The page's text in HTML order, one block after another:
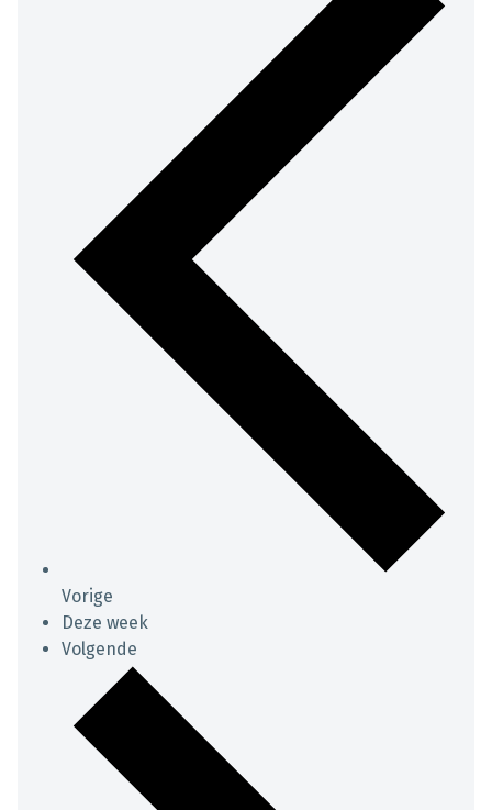
Vorige
Deze week
Volgende